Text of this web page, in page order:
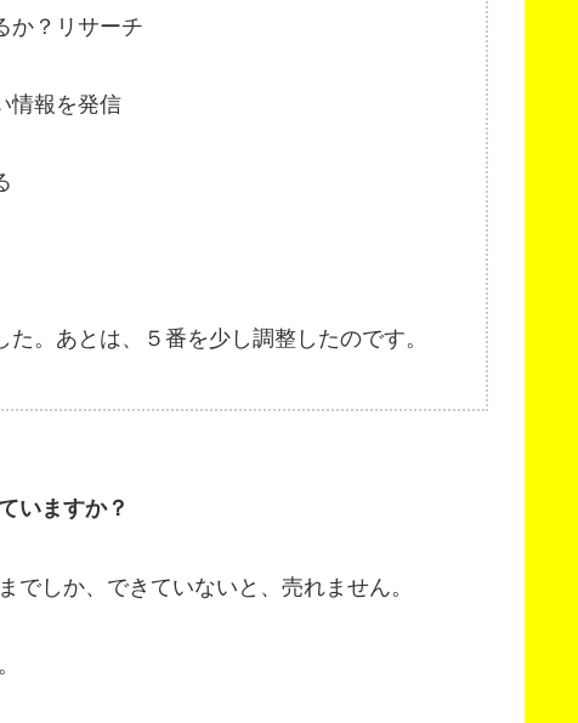
か？リサーチ
情報を発信
。あとは、５番を少し調整したのです。
いますか？
しか、できていないと、売れません。